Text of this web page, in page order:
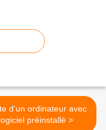
d'un ordinateur avec
logiciel préinstallé >